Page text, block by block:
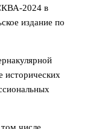
2024 в
издание по
исторических